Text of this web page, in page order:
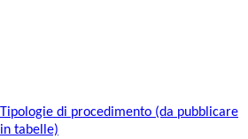
Tipologie di procedimento (da pubblicare
in tabelle)